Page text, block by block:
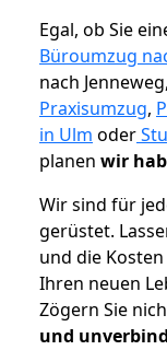
Egal, ob Sie
Büroumzug
nach Jenneweg,
Praxisumzug,
in Ulm oder
planen wir
Wir sind für
gerüstet.
und die
Ihren neuen
Zögern Sie
und